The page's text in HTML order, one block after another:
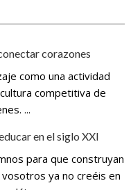
corazones
como una actividad
competitiva de
...
en el siglo XXI
para que construyan
ya no creéis en